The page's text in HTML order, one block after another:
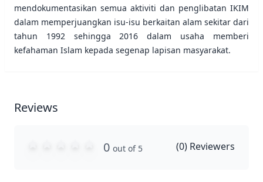
mendokumentasikan semua aktiviti dan penglibatan IKIM
dalam memperjuangkan isu-isu berkaitan alam sekitar dari
tahun 1992 sehingga 2016 dalam usaha memberi
kefahaman Islam kepada segenap lapisan masyarakat.
Reviews
0 out of 5 (0) Reviewers